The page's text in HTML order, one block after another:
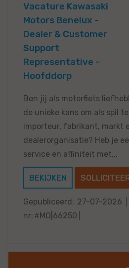
Vacature Kawasaki
Motors Benelux -
Dealer & Customer
Support
Representative -
Hoofddorp
Ben jij als motorfiets
de unieke kans om als spil
importeur, fabrikant, markt
dealerorganisatie? Heb je
service en affiniteit met...
BEKIJKEN
Gepubliceerd: 27-07-2026
nr: #MO|66250